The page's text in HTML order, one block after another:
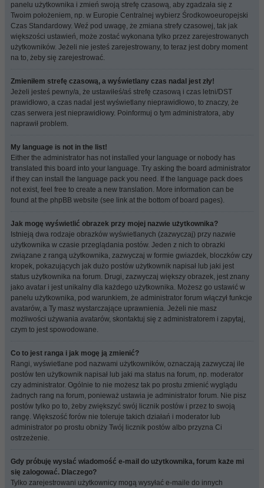
panelu użytkownika i zmień swoją strefę czasową, aby zgadzała się z
Twoim położeniem, np. w Europie Centralnej wybierz Środkowoeuropejski
Czas Standardowy. Weź pod uwagę, że zmiana strefy czasowej, tak jak
większości ustawień, może zostać wykonana tylko przez zarejestrowanych
użytkowników. Jeżeli nie jesteś zarejestrowany, to teraz jest dobry moment
na to, żeby się zarejestrować.
Zmieniłem strefę czasową, a wyświetlany czas nadal jest zły!
Jeżeli jesteś pewny/a, że ustawiłeś/aś strefę czasową i czas letni/DST
prawidłowo, a czas nadal jest wyświetlany nieprawidłowo, to znaczy, że
czas serwera jest nieprawidłowy. Poinformuj o tym administratora, aby
naprawił problem.
My language is not in the list!
Either the administrator has not installed your language or nobody has
translated this board into your language. Try asking the board administrator
if they can install the language pack you need. If the language pack does
not exist, feel free to create a new translation. More information can be
found at the phpBB website (see link at the bottom of board pages).
Jak mogę wyświetlić obrazek przy mojej nazwie użytkownika?
Istnieją dwa rodzaje obrazków wyświetlanych (zazwyczaj) przy nazwie
użytkownika w czasie przeglądania postów. Jeden z nich to obrazki
związane z rangą użytkownika, zazwyczaj w formie gwiazdek, bloczków czy
kropek, pokazujących jak dużo postów użytkownik napisał lub jaki jest
status użytkownika na forum. Drugi, zazwyczaj większy obrazek, jest znany
jako avatar i jest unikalny dla każdego użytkownika. Możesz go ustawić w
panelu użytkownika, pod warunkiem, że administrator forum włączył funkcje
avatarów, a Ty masz wystarczające uprawnienia. Jeżeli nie masz
możliwości używania avatarów, skontaktuj się z administratorem i zapytaj,
czym to jest spowodowane.
Co to jest ranga i jak mogę ją zmienić?
Rangi, wyświetlane pod nazwami użytkowników, oznaczają zazwyczaj ile
postów ten użytkownik napisał lub jaki ma status na forum, np. moderator
czy administrator. Ogólnie to nie możesz tak po prostu zmienić wyglądu
żadnych rang na forum, ponieważ ustawia je administrator forum. Nie pisz
postów tylko po to, żeby zwiększyć swój licznik postów i przez to swoją
rangę. Większość forów nie toleruje takich działań i moderator lub
administrator po prostu obniży Twój licznik postów albo przyzna Ci
ostrzeżenie.
Gdy próbuję wysłać wiadomość e-mail do użytkownika, forum każe mi
się zalogować. Dlaczego?
Tylko zarejestrowani użytkownicy mogą wysyłać e-maile do innych